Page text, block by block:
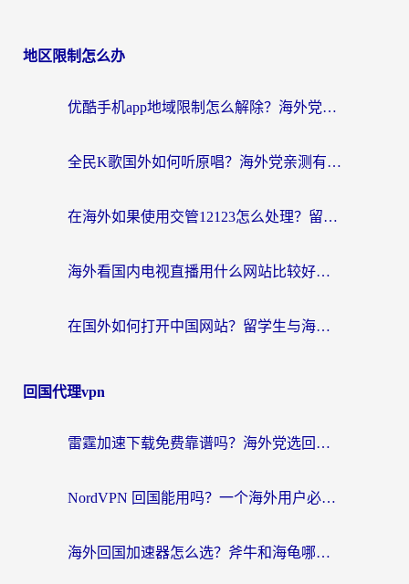
地区限制怎么办
优酷手机app地域限制怎么解除？海外党亲测有效的追剧方案
全民K歌国外如何听原唱？海外党亲测有效的回国加速器选择指南
在海外如果使用交管12123怎么处理？留学生亲测有效的回国加速方案
海外看国内电视直播用什么网站比较好？一篇解决你所有追剧难题的实用指南
在国外如何打开中国网站？留学生与海外华人的无缝访问指南
回国代理vpn
雷霆加速下载免费靠谱吗？海外党选回国加速器的避坑指南（附热门工具对比）
NordVPN 回国能用吗？一个海外用户必须面对的真实困境
海外回国加速器怎么选？斧牛和海龟哪个好？一篇帮你避开坑的实用指南